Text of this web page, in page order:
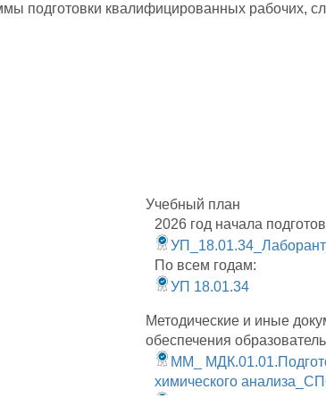
подготовки квалифицированных рабочих,
Учебный план
2026 год начала
По всем годам:
УП 18.01.34
Методические и иные
обеспечения
ММ_
химического